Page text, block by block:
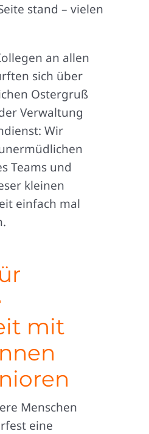
stand – vielen
an allen
sich über
Ostergruß
Verwaltung
Wir
Teams und
kleinen
einfach mal
mit
Menschen
eine